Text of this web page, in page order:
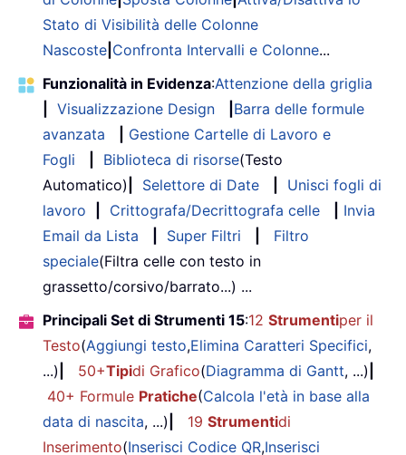
Stato di Visibilità delle Colonne
Nascoste Confronta Intervalli e Colonne...
Funzionalità in Evidenza:Attenzione della griglia
Visualizzazione Design
Barra delle formule
avanzata
Gestione Cartelle di Lavoro e
Fogli
Biblioteca di risorse(Testo
Automatico)
Selettore di Date
Unisci fogli di
lavoro
Crittografa/Decrittografa celle
Invia
Email da Lista
Super Filtri
Filtro
speciale(Filtra celle con testo in
grassetto/corsivo/barrato...) ...
Principali Set di Strumenti 15:12 Strumentiper il
Testo(Aggiungi testo,Elimina Caratteri Specifici,
...)
50+Tipidi Grafico(Diagramma di Gantt, ...)
40+ Formule Pratiche(Calcola l'età in base alla
data di nascita, ...) 19 Strumentidi
Inserimento(Inserisci Codice QR,Inserisci